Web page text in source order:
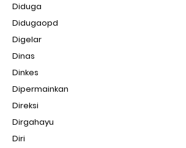
Diduga
Didugaopd
Digelar
Dinas
Dinkes
Dipermainkan
Direksi
Dirgahayu
Diri